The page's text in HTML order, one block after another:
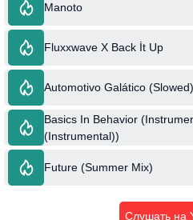
Manoto
Fluxxwave X Back İt Up
Automotivo Galático
Basics In Behavior
(Instrumental))
Future (Summer Mix)
Слушать на